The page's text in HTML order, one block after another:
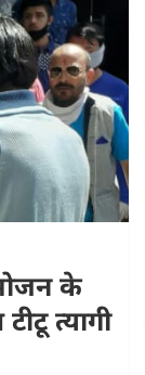
के
त्यागी